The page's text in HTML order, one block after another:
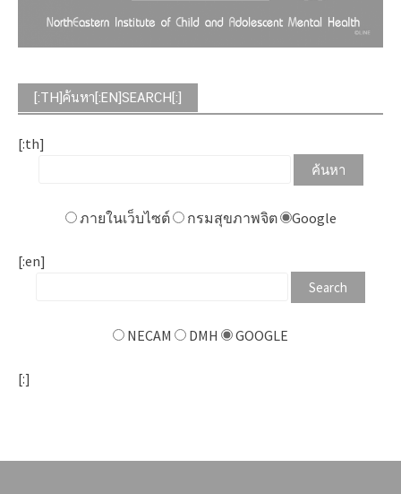
[:TH]ค้นหา[:EN]SEARCH[:]
[:th]
ภายในเว็บไซต์ กรมสุขภาพจิต Google
[:en]
NECAM DMH GOOGLE
[:]